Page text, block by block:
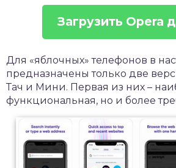
Загрузить Opera
Для «яблочных» телефонов в
предназначены только две
Тач и Мини. Первая из них –
функциональная, но и более